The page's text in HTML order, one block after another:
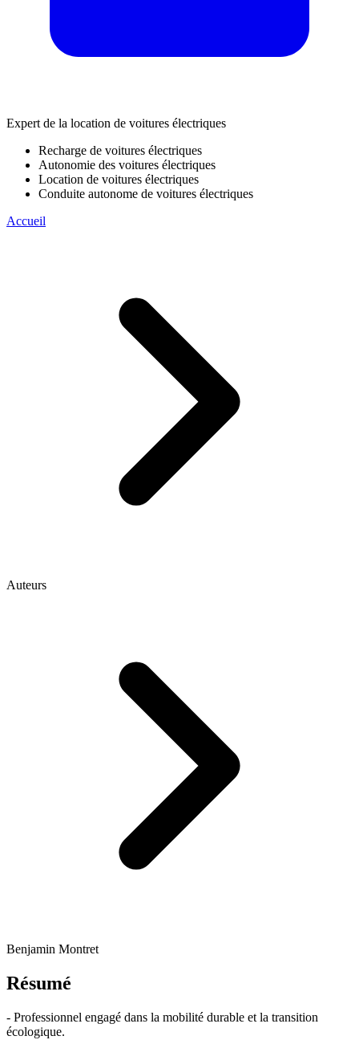
Expert de la location de voitures électriques
Recharge de voitures électriques
Autonomie des voitures électriques
Location de voitures électriques
Conduite autonome de voitures électriques
Accueil
Auteurs
Benjamin Montret
Résumé
- Professionnel engagé dans la mobilité durable et la transition
écologique.